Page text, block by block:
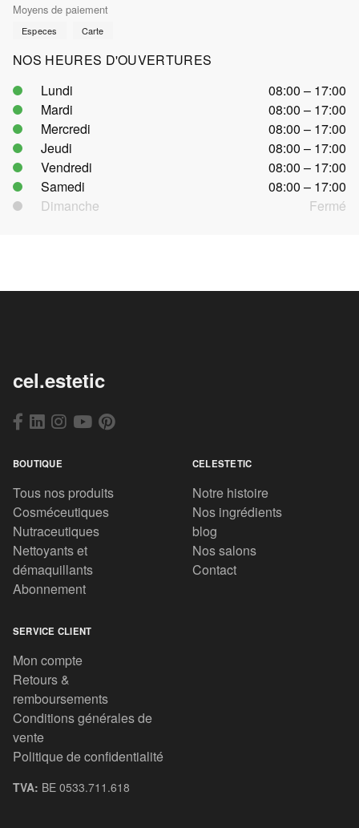
Moyens de paiement
Especes Carte
NOS HEURES D'OUVERTURES
Lundi
08:00 – 17:00
Mardi
08:00 – 17:00
Mercredi
08:00 – 17:00
Jeudi
08:00 – 17:00
Vendredi
08:00 – 17:00
Samedi
08:00 – 17:00
Dimanche
Fermé
cel.estetic
BOUTIQUE
Tous nos produits
Cosméceutiques
Nutraceutiques
Nettoyants et
démaquillants
Abonnement
CELESTETIC
Notre histoire
Nos ingrédients
blog
Nos salons
Contact
SERVICE CLIENT
Mon compte
Retours &
remboursements
Conditions générales de
vente
Politique de confidentialité
TVA: BE 0533.711.618